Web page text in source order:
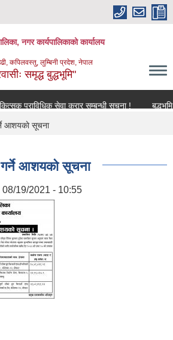
नगर कार्यपालिकाको कार्यालय
कपिलवस्तु, लुम्बिनी प्रदेश, नेपाल
समृद्ध बुद्धभूमि"
प्राविधिक सेवा करार सम्बन्धी सूचना !
आशयकाे सूचना
आशयकाे सूचना
08/19/2021 - 10:55